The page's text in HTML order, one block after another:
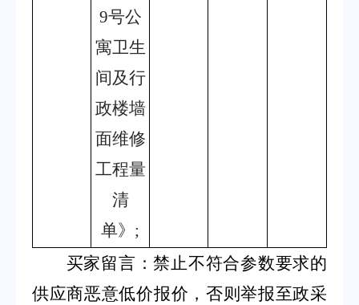
9号公
寓卫生
间及行
政楼墙
面维修
工程量
清
单》;
买家留言：禁止不符合参数要求的
供应商恶意低价报价，否则举报至政采